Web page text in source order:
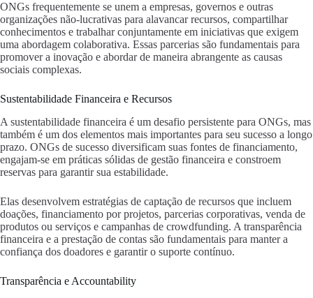
ONGs frequentemente se unem a empresas, governos e outras
organizações não-lucrativas para alavancar recursos, compartilhar
conhecimentos e trabalhar conjuntamente em iniciativas que exigem
uma abordagem colaborativa. Essas parcerias são fundamentais para
promover a inovação e abordar de maneira abrangente as causas
sociais complexas.
Sustentabilidade Financeira e Recursos
A sustentabilidade financeira é um desafio persistente para ONGs, mas
também é um dos elementos mais importantes para seu sucesso a longo
prazo. ONGs de sucesso diversificam suas fontes de financiamento,
engajam-se em práticas sólidas de gestão financeira e constroem
reservas para garantir sua estabilidade.
Elas desenvolvem estratégias de captação de recursos que incluem
doações, financiamento por projetos, parcerias corporativas, venda de
produtos ou serviços e campanhas de crowdfunding. A transparência
financeira e a prestação de contas são fundamentais para manter a
confiança dos doadores e garantir o suporte contínuo.
Transparência e Accountability